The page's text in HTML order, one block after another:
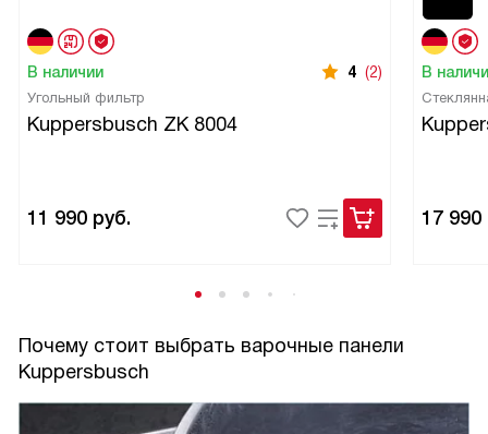
работает очень тихо, даже на максимальной мощности. И
ее производительность впечатляет - вся пара и запахи
быстро удаляются.
Используя эту панель, я наслаждаюсь процессом
приготовления пищи. Она стала незаменимым
В наличии 4 (2)
Угольный фильтр
Kuppersbusch ZK 8004
11 990 руб.
В
17 990
Почему стоит выбрать варочные панели
Kuppersbusch